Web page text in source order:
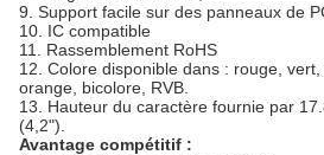
9. Support facile sur des panneaux de
10. IC compatible
11. Rassemblement RoHS
12. Colore disponible dans : rouge, vert,
orange, bicolore, RVB.
13. Hauteur du caractère fournie par
(4,2").
Avantage compétitif :